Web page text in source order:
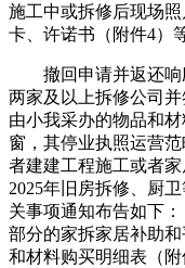
施工中或拆修后现场
卡、许诺书（附件4）
撤回申请并返还响
两家及以上拆修公司
由小我采办的物品和
窗，其停业执照运营
者建建工程施工或者
2025年旧房拆修、厨
关事项通知布告如下
部分的家拆家居补助
和材料购买明细表（